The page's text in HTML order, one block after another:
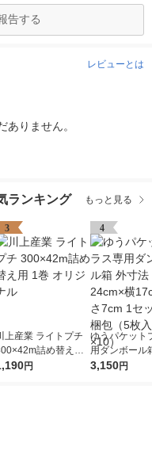
告する
レビューとは
ありません。
ランキング もっと見る
3
上産業 ライトプチ
詰め替え用
オリジナル
円
4
ゆうパケット
用ダンボール
法：縦24cm×
3,150円